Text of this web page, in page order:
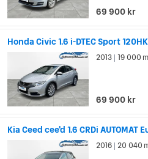
69 900 kr
Honda Civic 1.6 i-DTEC Sport
2013 19 000
69 900 kr
2016 20 040